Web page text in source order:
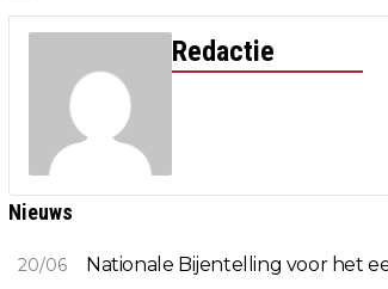
Redactie
Nieuws
20/06 Nationale Bijentelling voor het